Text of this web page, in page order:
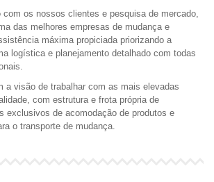
com os nossos clientes e pesquisa de mercado,
das melhores empresas de mudança e
máxima propiciada priorizando a
logística e planejamento detalhado com todas
a visão de trabalhar com as mais elevadas
com estrutura e frota própria de
exclusivos de acomodação de produtos e
o transporte de mudança.